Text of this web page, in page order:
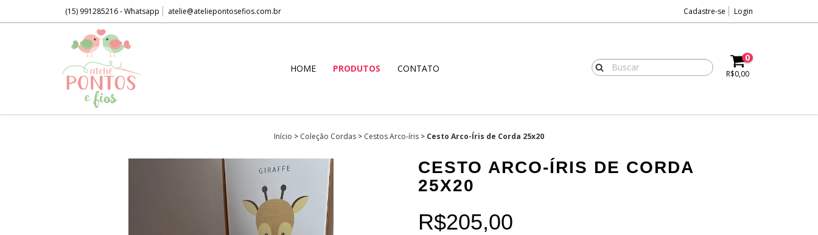
(15) 991285216 - Whatsapp atelie@ateliepontosefios.com.br Cadastre-se Login
HOME PRODUTOS CONTATO
0
R$0,00
Início > Coleção Cordas > Cestos Arco-íris > Cesto Arco-Íris de Corda 25x20
CESTO ARCO-ÍRIS DE CORDA
25X20
R$205,00